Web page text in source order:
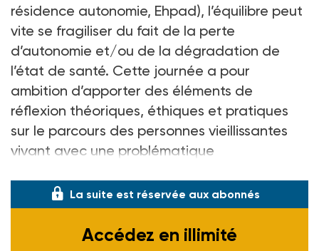
résidence autonomie, Ehpad), l’équilibre peut
vite se fragiliser du fait de la perte
d’autonomie et/ou de la dégradation de
l’état de santé. Cette journée a pour
ambition d’apporter des éléments de
réflexion théoriques, éthiques et pratiques
sur le parcours des personnes vieillissantes
vivant avec une problématique
La suite est réservée aux abonnés
Accédez en illimité